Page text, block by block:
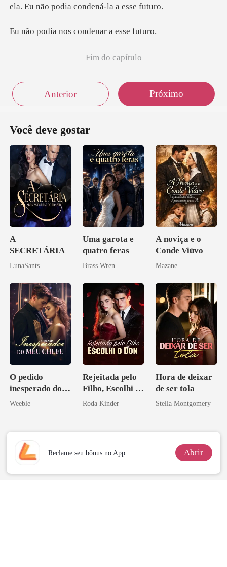
nos condenar
Fim do capítulo
Anterior Próximo
Você deve gostar
A
SECRETÁRIA
LunaSants
Uma garota e
quatro feras
Brass Wren
A noviça e o
Conde Viúvo
Mazane
O pedido
inesperado do
meu chefe
Weeble
Rejeitada pelo
Filho, Escolhi o
Don
Roda Kinder
Hora de deixar
de ser tola
Stella Montgomery
Reclame seu bônus no App Abrir